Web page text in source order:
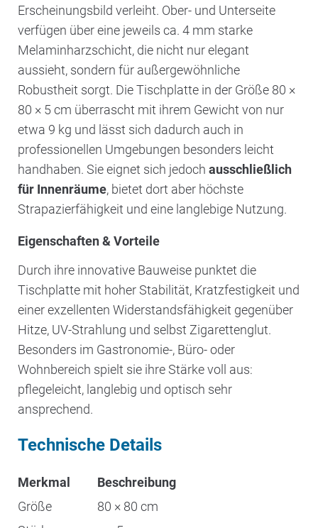
Erscheinungsbild verleiht. Ober- und Unterseite
verfügen über eine jeweils ca. 4 mm starke
Melaminharzschicht, die nicht nur elegant
aussieht, sondern für außergewöhnliche
Robustheit sorgt. Die Tischplatte in der Größe 80 ×
80 × 5 cm überrascht mit ihrem Gewicht von nur
etwa 9 kg und lässt sich dadurch auch in
professionellen Umgebungen besonders leicht
handhaben. Sie eignet sich jedoch ausschließlich
für Innenräume, bietet dort aber höchste
Strapazierfähigkeit und eine langlebige Nutzung.
Eigenschaften & Vorteile
Durch ihre innovative Bauweise punktet die
Tischplatte mit hoher Stabilität, Kratzfestigkeit und
einer exzellenten Widerstandsfähigkeit gegenüber
Hitze, UV-Strahlung und selbst Zigarettenglut.
Besonders im Gastronomie-, Büro- oder
Wohnbereich spielt sie ihre Stärke voll aus:
pflegeleicht, langlebig und optisch sehr
ansprechend.
Technische Details
Merkmal
Beschreibung
Größe
80 × 80 cm